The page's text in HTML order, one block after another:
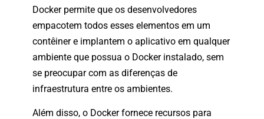
Docker permite que os desenvolvedores
empacotem todos esses elementos em um
contêiner e implantem o aplicativo em qualquer
ambiente que possua o Docker instalado, sem
se preocupar com as diferenças de
infraestrutura entre os ambientes.
Além disso, o Docker fornece recursos para